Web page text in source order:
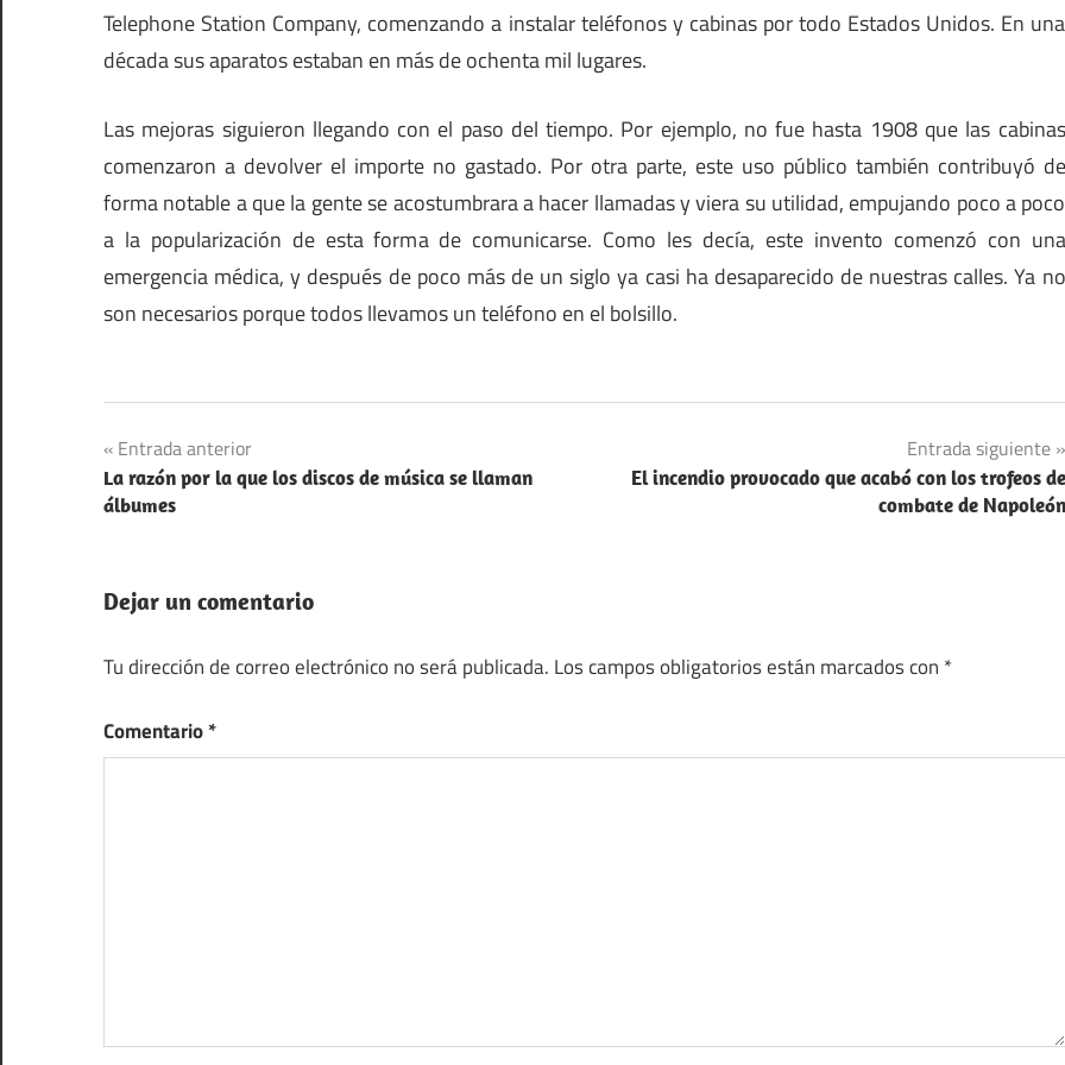
Telephone Station Company, comenzando a instalar teléfonos y cabinas por todo Estados Unidos. En una
década sus aparatos estaban en más de ochenta mil lugares.
Las mejoras siguieron llegando con el paso del tiempo. Por ejemplo, no fue hasta 1908 que las cabinas
comenzaron a devolver el importe no gastado. Por otra parte, este uso público también contribuyó de
forma notable a que la gente se acostumbrara a hacer llamadas y viera su utilidad, empujando poco a poco
a la popularización de esta forma de comunicarse. Como les decía, este invento comenzó con una
emergencia médica, y después de poco más de un siglo ya casi ha desaparecido de nuestras calles. Ya no
son necesarios porque todos llevamos un teléfono en el bolsillo.
Navegación
de
Entrada anterior
La razón por la que los discos de música se llaman
álbumes
Entrada siguiente
El incendio provocado que acabó con los trofeos de
combate de Napoleón
Dejar un comentario
Tu dirección de correo electrónico no será publicada. Los campos obligatorios están marcados con *
Comentario*